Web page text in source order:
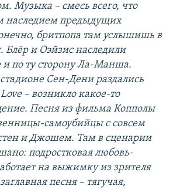
Музыка – смесь всего, что
наследием предыдущих
бритпопа там услышишь в
Блёр и Оэйзис наследили
и по ту сторону Ла-Манша.
стадионе Сен-Дени раздались
– возникло какое-то
Песня из фильма Копполы
самоубийцы с совсем
и Джошем. Там в сценарии
подростковая любовь-
на выжимку из зрителя
песня – тягучая,